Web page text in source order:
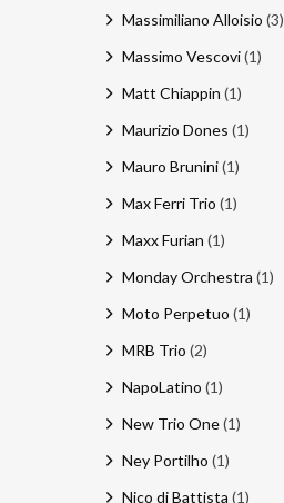
Massimiliano Alloisio (3)
Massimo Vescovi (1)
Matt Chiappin (1)
Maurizio Dones (1)
Mauro Brunini (1)
Max Ferri Trio (1)
Maxx Furian (1)
Monday Orchestra (1)
Moto Perpetuo (1)
MRB Trio (2)
NapoLatino (1)
New Trio One (1)
Ney Portilho (1)
Nico di Battista (1)